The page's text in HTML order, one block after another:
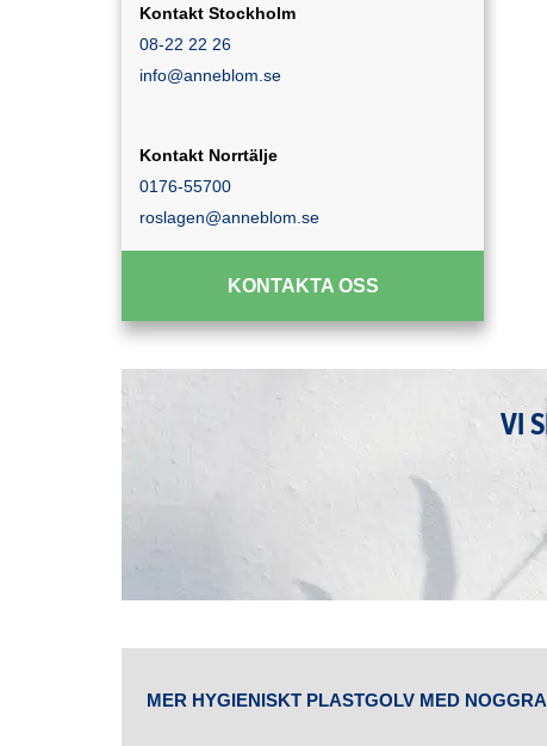
Kontakt Stockholm
08-22 22 26
info@anneblom.se
Kontakt Norrtälje
0176-55700
roslagen@anneblom.se
KONTAKTA OSS
VI
MER HYGIENISKT PLASTGOLV MED